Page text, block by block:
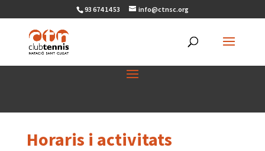
93 674 14 53 info@ctnsc.org
Horaris i activitats